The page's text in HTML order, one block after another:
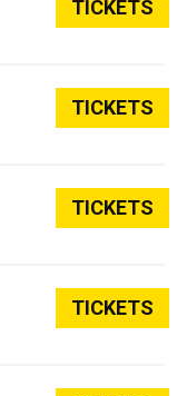
TICKETS
TICKETS
TICKETS
TICKETS